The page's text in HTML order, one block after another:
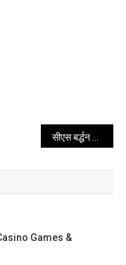
Games &